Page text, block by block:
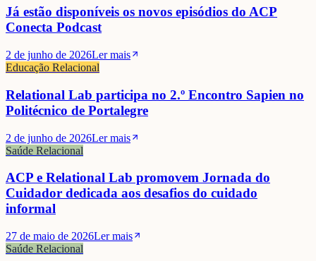
Já estão disponíveis os novos episódios do ACP
Conecta Podcast
2 de junho de 2026Ler mais
Educação Relacional
Relational Lab participa no 2.º Encontro Sapien no
Politécnico de Portalegre
2 de junho de 2026Ler mais
Saúde Relacional
ACP e Relational Lab promovem Jornada do
Cuidador dedicada aos desafios do cuidado
informal
27 de maio de 2026Ler mais
Saúde Relacional